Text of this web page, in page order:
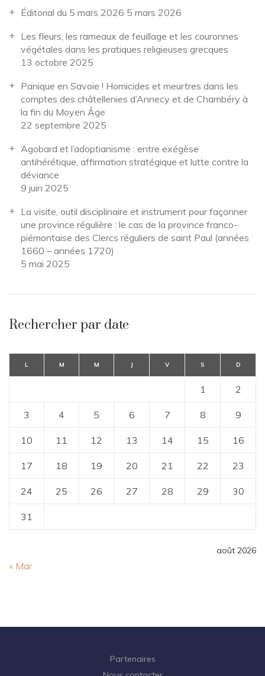
Éditorial du 5 mars 2026 5 mars 2026
Les fleurs, les rameaux de feuillage et les couronnes
végétales dans les pratiques religieuses grecques
13 octobre 2025
Panique en Savoie ! Homicides et meurtres dans les
comptes des châtellenies d’Annecy et de Chambéry à
la fin du Moyen Âge
22 septembre 2025
Agobard et l’adoptianisme : entre exégèse
antihérétique, affirmation stratégique et lutte contre la
déviance
9 juin 2025
La visite, outil disciplinaire et instrument pour façonner
une province régulière : le cas de la province franco-
piémontaise des Clercs réguliers de saint Paul (années
1660 – années 1720)
5 mai 2025
Rechercher par date
août 2026
L M M J V S D
1 2
3 4 5 6 7 8 9
10 11 12 13 14 15 16
17 18 19 20 21 22 23
24 25 26 27 28 29 30
31
« Mar
Partenaires